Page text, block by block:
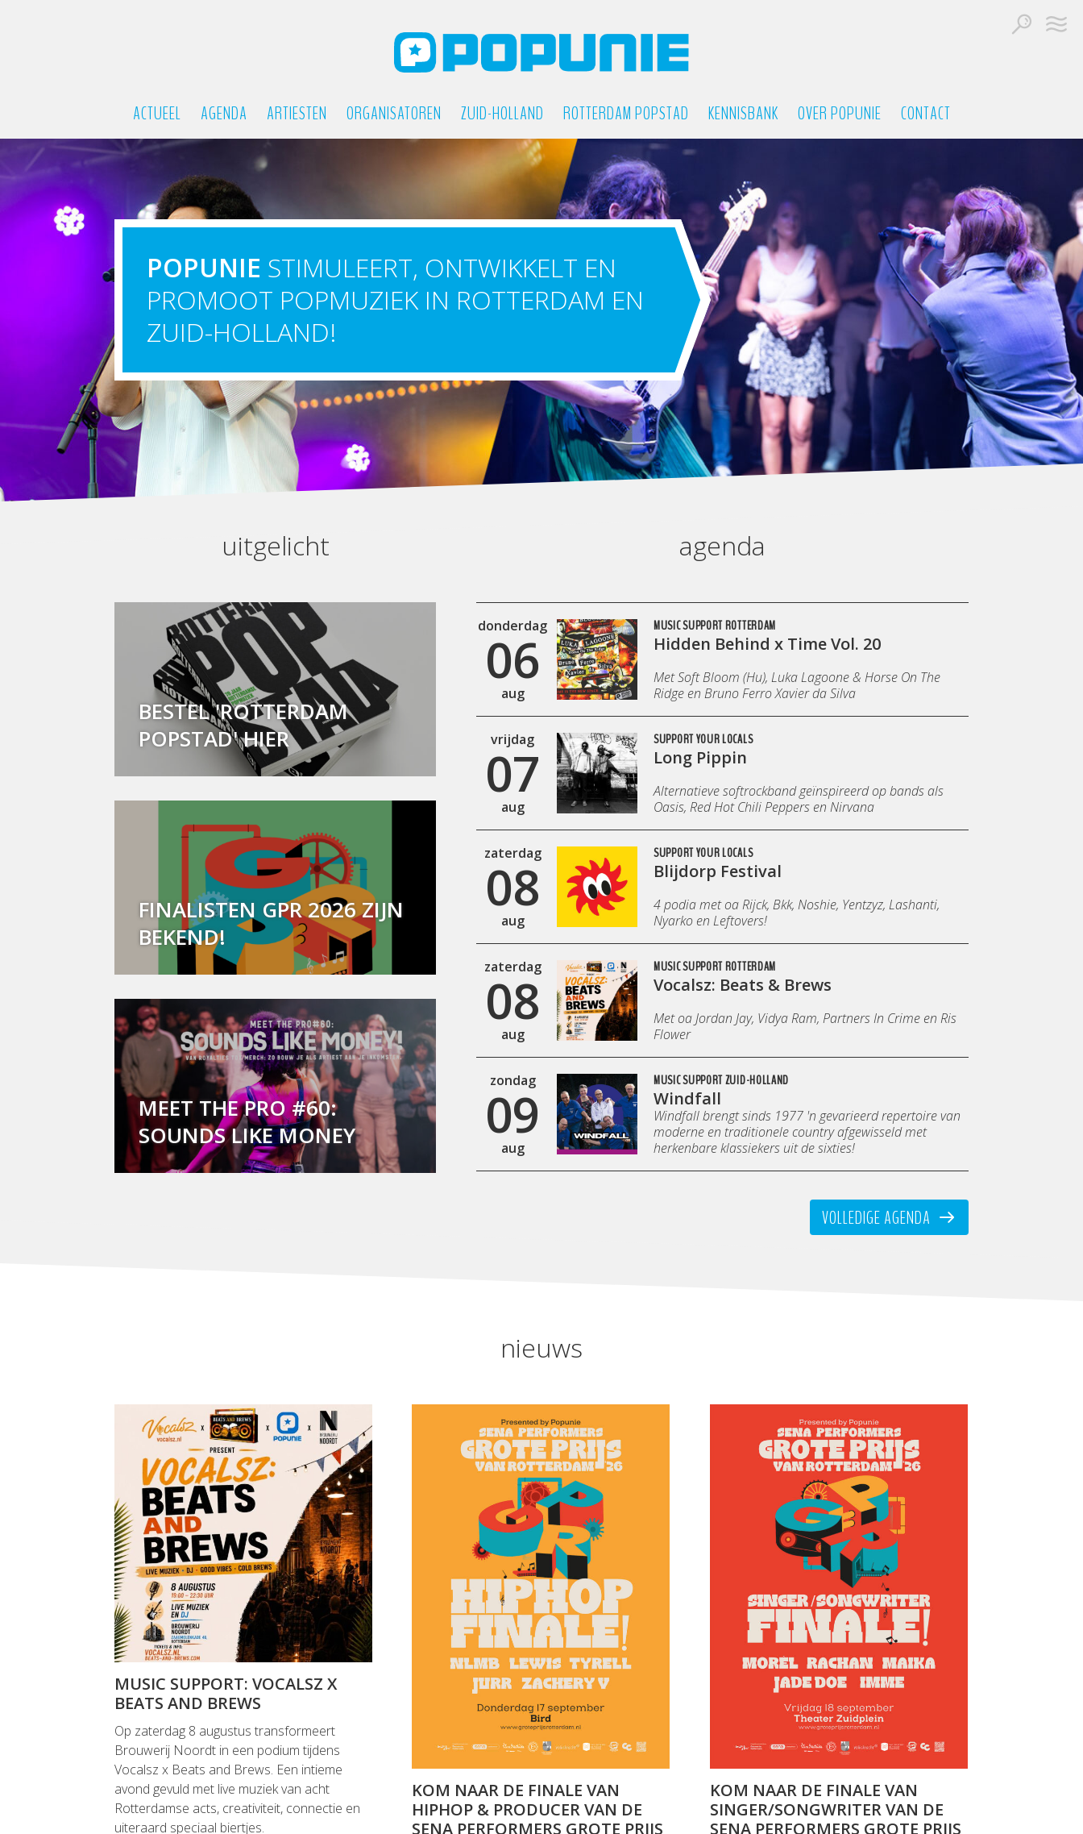
ACTUEEL AGENDA ARTIESTEN ORGANISATOREN ZUID-HOLLAND ROTTERDAM POPSTAD KENNISBANK OVER POPUNIE CONTACT
POPUNIE STIMULEERT, ONTWIKKELT EN
PROMOOT POPMUZIEK IN ROTTERDAM EN
ZUID-HOLLAND!
uitgelicht
BESTEL 'ROTTERDAM
POPSTAD' HIER
FINALISTEN GPR 2026 ZIJN
BEKEND!
MEET THE PRO #60:
SOUNDS LIKE MONEY
agenda
donderdag
06
aug
MUSIC SUPPORT ROTTERDAM
Hidden Behind x Time Vol. 20
Met Soft Bloom (Hu), Luka Lagoone & Horse On The
Ridge en Bruno Ferro Xavier da Silva
vrijdag
07
aug
SUPPORT YOUR LOCALS
Long Pippin
Alternatieve softrockband geïnspireerd op bands als
Oasis, Red Hot Chili Peppers en Nirvana
zaterdag
08
aug
SUPPORT YOUR LOCALS
Blijdorp Festival
4 podia met oa Rijck, Bkk, Noshie, Yentzyz, Lashanti,
Nyarko en Leftovers!
zaterdag
08
aug
MUSIC SUPPORT ROTTERDAM
Vocalsz: Beats & Brews
Met oa Jordan Jay, Vidya Ram, Partners In Crime en Ris
Flower
zondag
09
aug
MUSIC SUPPORT ZUID-HOLLAND
Windfall
Windfall brengt sinds 1977 'n gevarieerd repertoire van
moderne en traditionele country afgewisseld met
herkenbare klassiekers uit de sixties!
VOLLEDIGE AGENDA
nieuws
MUSIC SUPPORT: VOCALSZ X
BEATS AND BREWS
Op zaterdag 8 augustus transformeert
Brouwerij Noordt in een podium tijdens
Vocalsz x Beats and Brews. Een intieme
avond gevuld met live muziek van acht
Rotterdamse acts, creativiteit, connectie en
uiteraard speciaal biertjes.
KOM NAAR DE FINALE VAN
HIPHOP & PRODUCER VAN DE
SENA PERFORMERS GROTE PRIJS
KOM NAAR DE FINALE VAN
SINGER/SONGWRITER VAN DE
SENA PERFORMERS GROTE PRIJS